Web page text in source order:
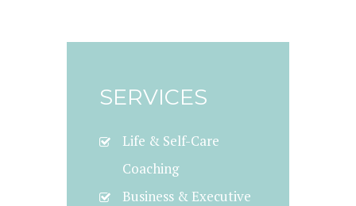
SERVICES
Life & Self-Care
Coaching
Business & Executive